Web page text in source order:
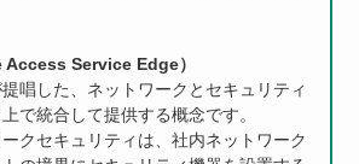
Access Service Edge）
唱した、ネットワークとセキュリティ
で統合して提供する概念です。
クセキュリティは、社内ネットワーク